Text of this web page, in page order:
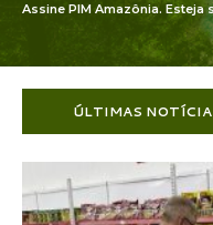
Assine PIM Amazônia.
ÚLTIMAS